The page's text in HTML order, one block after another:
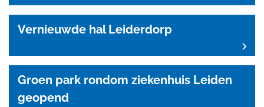
Vernieuwde hal Leiderdorp
Groen park rondom ziekenhuis Leiden
geopend